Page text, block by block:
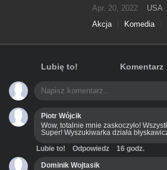
Apr. 20, 2022 USA
Akcja
Komedia
Lubię to! Komentarz
Piotr Wójcik
Wow, totalnie mnie zaskoczyło!
Super! Wyszukiwarka działa
Lubie to! Odpowiedz
16 godz.
Dominik Wojtasik